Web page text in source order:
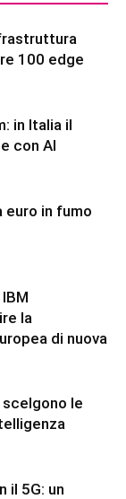
100 edge
in Italia il
con AI
euro in fumo
la
di nuova
le
il 5G: un